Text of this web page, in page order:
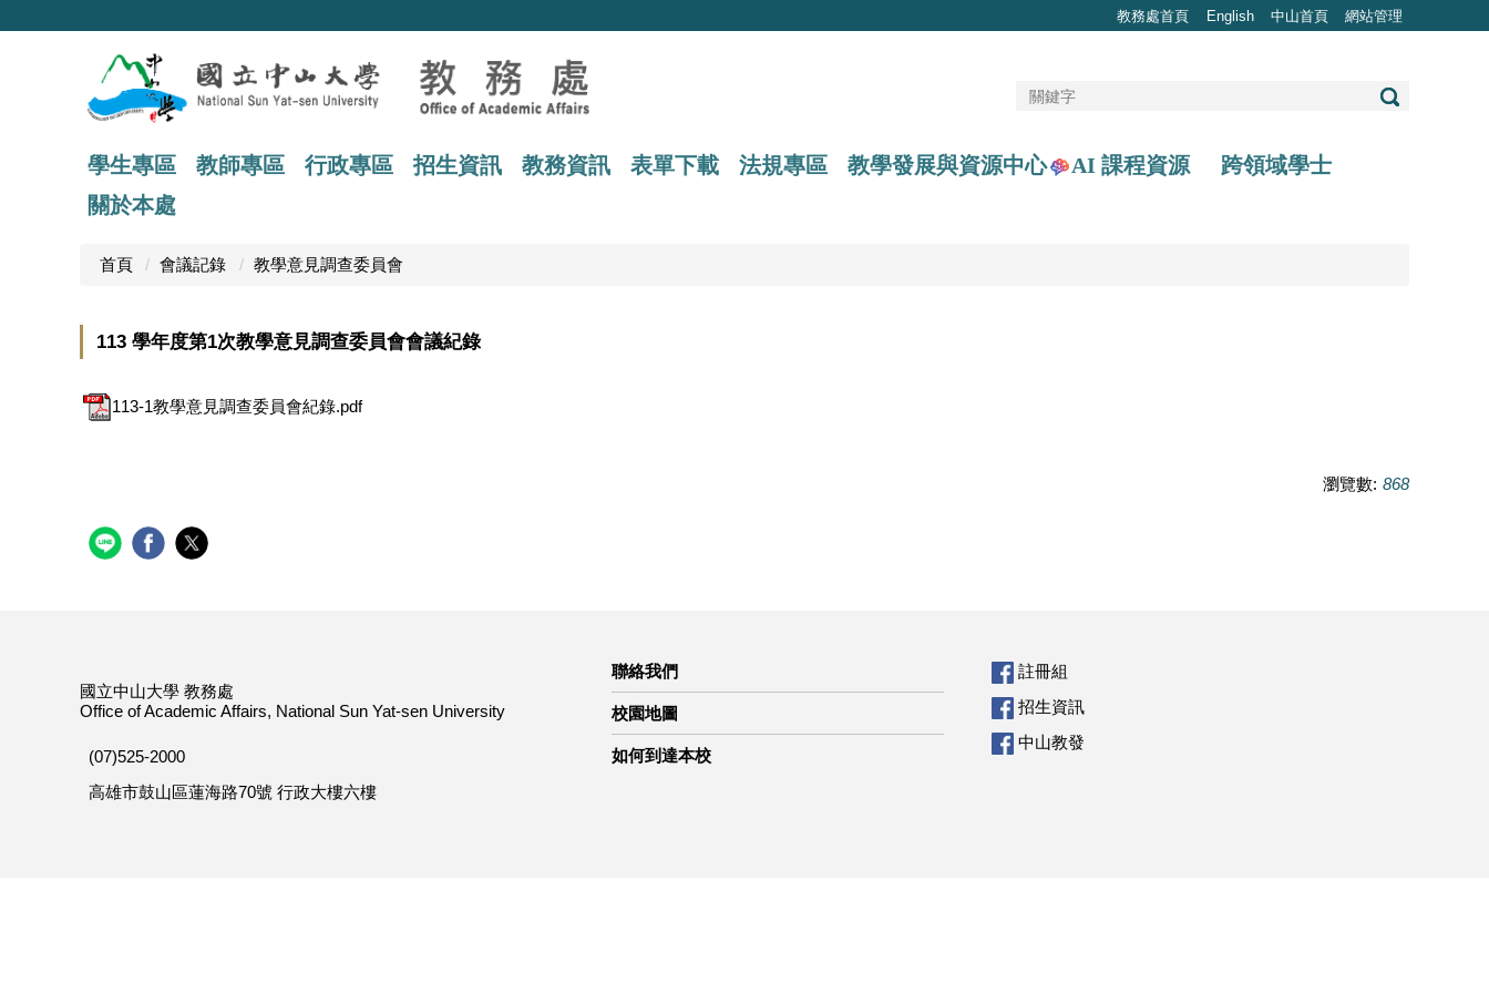
教務處首頁 English 中山首頁 網站管理
學生專區 教師專區 行政專區 招生資訊 教務資訊 表單下載 法規專區 教學發展與資源中心 AI 課程資源
跨領域學士
關於本處
首頁 會議記錄 教學意見調查委員會
113 學年度第1次教學意見調查委員會會議紀錄
113-1教學意見調查委員會紀錄.pdf
瀏覽數: 868
國立中山大學 教務處
Office of Academic Affairs, National Sun Yat-sen University
(07)525-2000
高雄市鼓山區蓮海路70號 行政大樓六樓
聯絡我們
校園地圖
如何到達本校
註冊組
招生資訊
中山教發